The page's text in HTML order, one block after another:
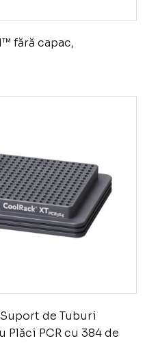
fără capac,
de Tuburi
PCR cu 384 de